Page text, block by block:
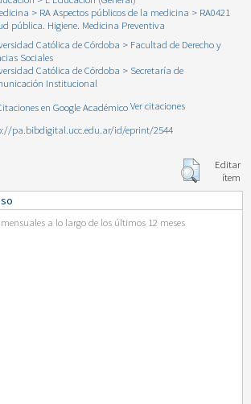
> RA Aspectos públicos de la medicina > RA0421
pública. Higiene. Medicina Preventiva
Católica de Córdoba > Facultad de Derecho y
Sociales
Católica de Córdoba > Secretaría de
Institucional
Ver citaciones
pa.bibdigital.ucc.edu.ar/id/eprint/2544
Editar
ítem
a lo largo de los últimos 12 meses